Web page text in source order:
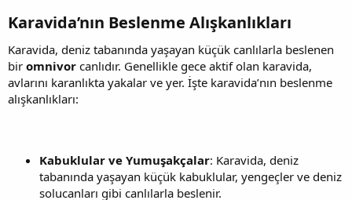
Karavida’nın Beslenme Alışkanlıkları​
Karavida, deniz tabanında yaşayan küçük canlılarla beslenen
bir omnivor canlıdır. Genellikle gece aktif olan karavida,
avlarını karanlıkta yakalar ve yer. İşte karavida’nın beslenme
alışkanlıkları:
Kabuklular ve Yumuşakçalar: Karavida, deniz
tabanında yaşayan küçük kabuklular, yengeçler ve deniz
solucanları gibi canlılarla beslenir.